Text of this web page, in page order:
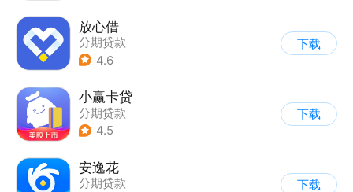
放心借
分期贷款
4.6
下载
小赢卡贷
分期贷款
4.5
下载
安逸花
分期贷款
下载